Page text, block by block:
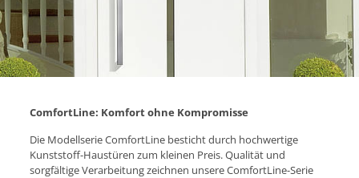
ComfortLine: Komfort ohne Kompromisse
Die Modellserie ComfortLine besticht durch hochwertige
Kunststoff-Haustüren zum kleinen Preis. Qualität und
sorgfältige Verarbeitung zeichnen unsere ComfortLine-Serie